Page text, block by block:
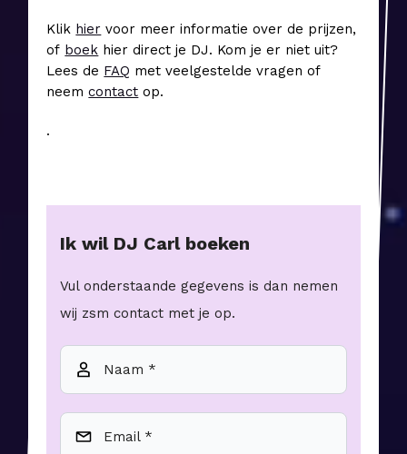
Klik hier voor meer informatie over de prijzen,
of boek hier direct je DJ. Kom je er niet uit?
Lees de FAQ met veelgestelde vragen of
neemcontact op.
.
Ik wil DJ Carlboeken
Vul onderstaande gegevens is dan nemen
wij zsm contact met je op.
Naam *
Email *